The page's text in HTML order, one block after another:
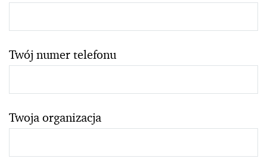
Twój numer telefonu
Twoja organizacja